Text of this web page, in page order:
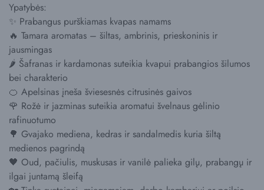
Ypatybės:
✨ Prabangus purškiamas kvapas namams
🔥 Tamara aromatas – šiltas, ambrinis, prieskoninis ir
jausmingas
🌶️ Šafranas ir kardamonas suteikia kvapui prabangios šilumos
bei charakterio
🍊 Apelsinas įneša šviesesnės citrusinės gaivos
🌹 Rožė ir jazminas suteikia aromatui švelnaus gėlinio
rafinuotumo
🌳 Gvajako mediena, kedras ir sandalmedis kuria šiltą
medienos pagrindą
🖤 Oud, pačiulis, muskusas ir vanilė palieka gilų, prabangų ir
ilgai juntamą šleifą